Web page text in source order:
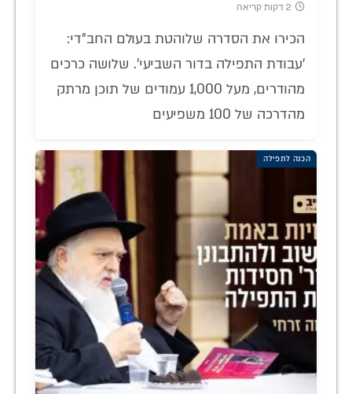
2 דקות קריאה
הכירו את הסדרה שלוהטת בעולם החב"די:
'עבודת התפילה בדור השביעי'. שלושה כרכים
מהודרים, מעל 1,000 עמודים של תוכן מרתק
מהדרכה של 100 משפיעים
הכנה לתפילה